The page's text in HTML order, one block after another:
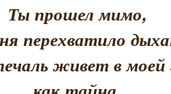
Ты прошел мимо,
перехватило
живет в моей